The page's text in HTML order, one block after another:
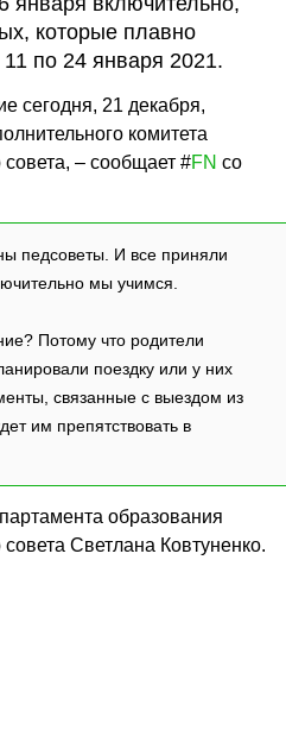
которые плавно
по 24 января 2021.
сегодня, 21 декабря,
комитета
– сообщает #FN со
педсоветы. И все приняли
мы учимся.
Потому что родители
поездку или у них
связанные с выездом из
им препятствовать в
образования
Светлана Ковтуненко.